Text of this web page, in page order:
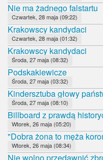
Nie ma żadnego falstartu
Czwartek, 28 maja (09:22)
Krakowscy kandydaci
Czwartek, 28 maja (01:32)
Krakowscy kandydaci
Środa, 27 maja (08:32)
Podskakiewicze
Środa, 27 maja (03:32)
Kindersztuba głowy
Środa, 27 maja (08:10)
Billboard z prawdą
Wtorek, 26 maja (05:20)
"Dobra żona to męża
Wtorek, 26 maja (08:34)
Nie wolno przedawnić